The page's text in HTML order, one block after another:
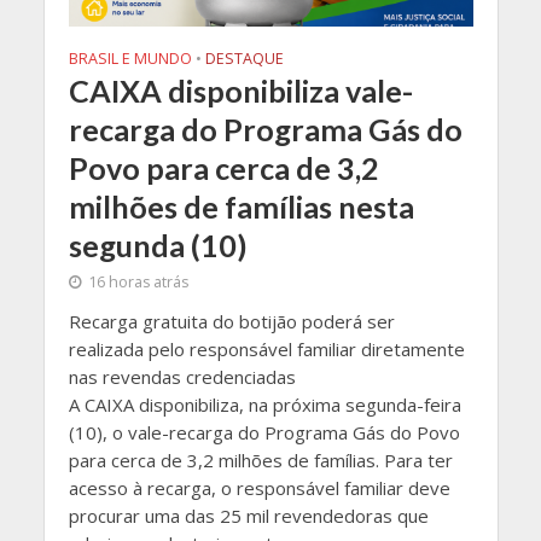
BRASIL E MUNDO • DESTAQUE
CAIXA disponibiliza vale-
recarga do Programa Gás do
Povo para cerca de 3,2
milhões de famílias nesta
segunda (10)
16 horas atrás
Recarga gratuita do botijão poderá ser
realizada pelo responsável familiar diretamente
nas revendas credenciadas
​A CAIXA disponibiliza, na próxima segunda-feira
(10), o vale-recarga do Programa Gás do Povo
para cerca de 3,2 milhões de famílias. Para ter
acesso à recarga, o responsável familiar deve
procurar uma das 25 mil revendedoras que